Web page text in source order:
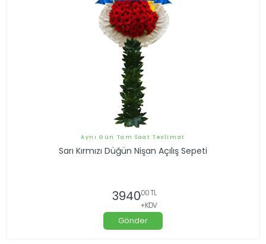
Aynı Gün Tam Saat Teslimat
Sarı Kırmızı Düğün Nişan Açılış Sepeti
3940,00 TL
+KDV
Gönder